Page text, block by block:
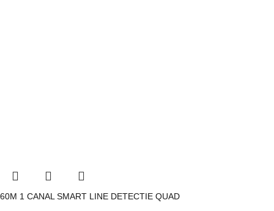
60M 1 CANAL SMART LINE DETECTIE QUAD